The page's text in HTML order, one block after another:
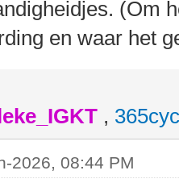
(Om
en waar het
,
2026, 08:44 PM